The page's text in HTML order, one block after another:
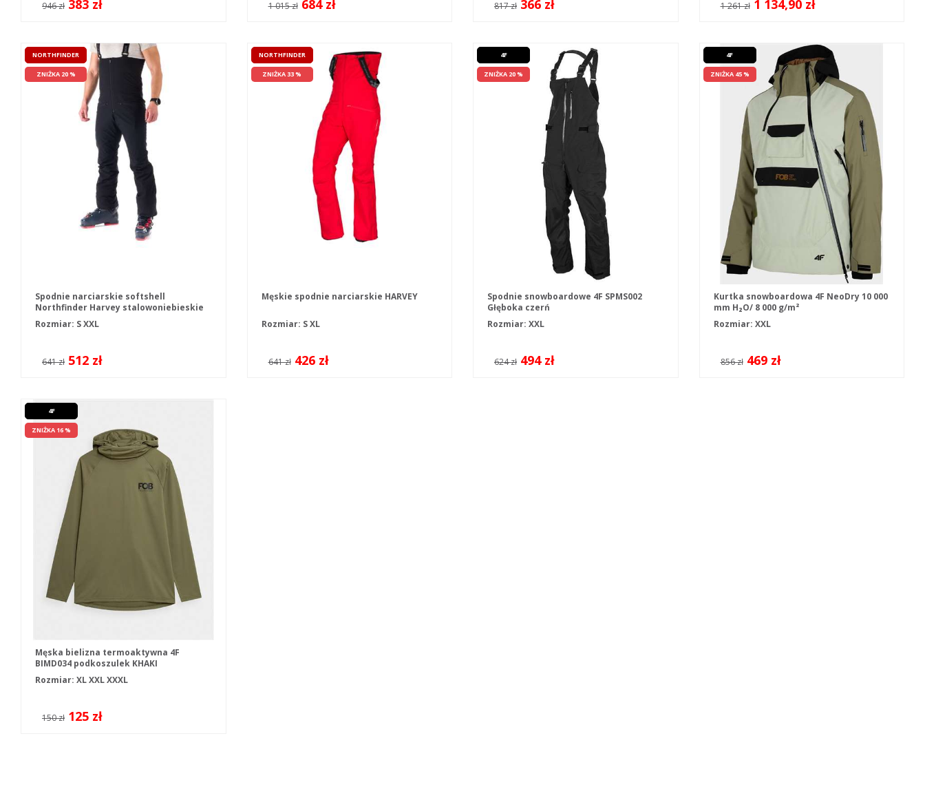
946 zł 383 zł 1 015 zł 684 zł 817 zł 366 zł 1 261 zł 1 134,90 zł
NORTHFINDER
ZNIŻKA 20 %
Spodnie narciarskie softshell
Northfinder Harvey stalowoniebieskie
Rozmiar: SXXL
641 zł 512 zł
NORTHFINDER
ZNIŻKA 33 %
Męskie spodnie narciarskie HARVEY
Rozmiar: SXL
641 zł 426 zł
4F
ZNIŻKA 20 %
Spodnie snowboardowe 4F SPMS002
Głęboka czerń
Rozmiar: XXL
624 zł 494 zł
4F
ZNIŻKA 45 %
Kurtka snowboardowa 4F NeoDry 10 000
mm H₂O/ 8 000 g/m²
Rozmiar: XXL
856 zł 469 zł
4F
ZNIŻKA 16 %
Męska bielizna termoaktywna 4F
BIMD034 podkoszulek KHAKI
Rozmiar: XLXXLXXXL
150 zł 125 zł